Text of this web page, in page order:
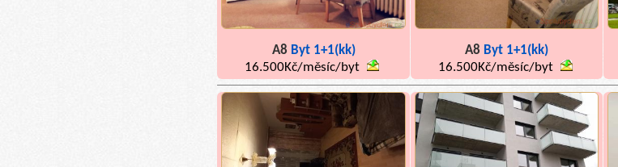
A8 Byt 1+1(kk)
16.500Kč/měsíc/byt
A8 Byt 1+1(kk)
16.500Kč/měsíc/byt